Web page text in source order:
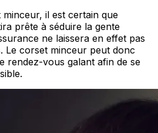
il est certain que
prête à séduire la gente
ne laissera en effet pas
Le corset minceur peut donc
rendez-vous galant afin de se